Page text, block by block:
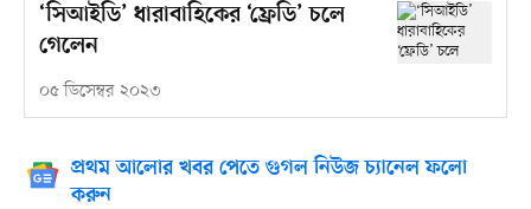
‘সিআইডি’ ধারাবাহিকের ‘ফ্রেডি’ চলে
গেলেন
০৫ ডিসেম্বর ২০২৩
প্রথম আলোর খবর পেতে গুগল নিউজ চ্যানেল ফলো
করুন